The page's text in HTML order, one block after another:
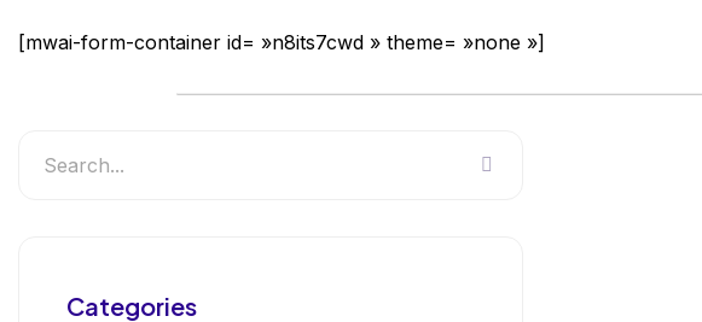
[mwai-form-container id= »n8its7cwd » theme= »none »]
Categories